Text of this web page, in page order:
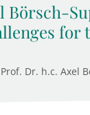
Börsch-
for
Prof. Dr. h.c. Axel